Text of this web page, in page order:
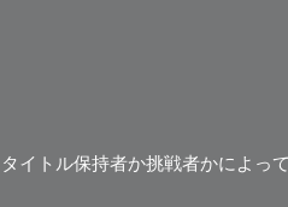
イトル保持者か挑戦者かによっ